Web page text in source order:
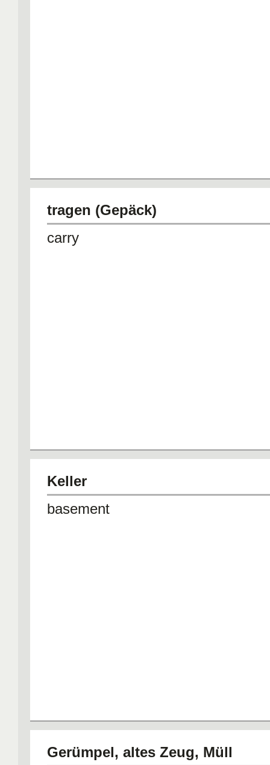
tragen (Gepäck)
carry
Keller
basement
Gerümpel, altes Zeug, Müll